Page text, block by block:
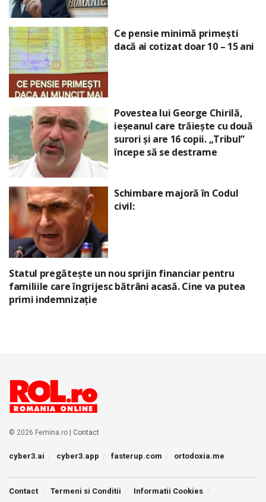
Ce pensie minimă primești
dacă ai cotizat doar 10 – 15 ani
Povestea lui George Chirilă,
ieșeanul care trăiește cu două
surori și are 16 copii. „Tribul”
începe să se destrame
Schimbare majoră în Codul
civil:
Statul pregătește un nou sprijin financiar pentru
familiile care îngrijesc bătrâni acasă. Cine va putea
primi indemnizație
© 2026 Femina.ro | Contact
cyber3.ai cyber3.app fasterup.com ortodoxia.me
Contact Termeni si Conditii Informatii Cookies